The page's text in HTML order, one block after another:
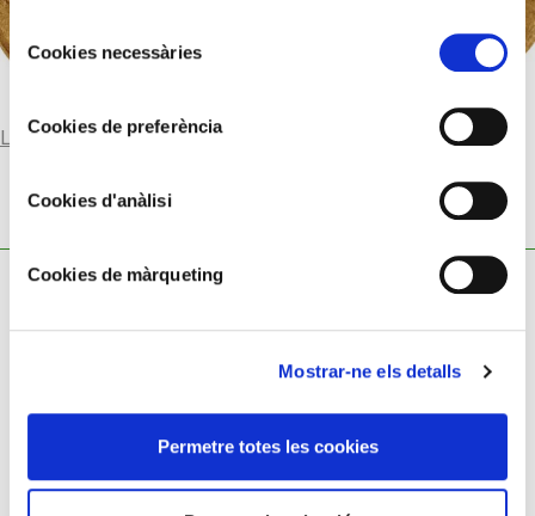
deCookies necessàries
Cookies de preferència
Cookies d'anàlisi
Cookies de màrqueting
Mostrar-ne els detalls
Permetre totes les cookies
Llegir-ne més
Política de privacitat
Avís legal